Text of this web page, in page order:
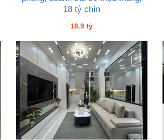
18 tỷ chín
18.9 tỷ